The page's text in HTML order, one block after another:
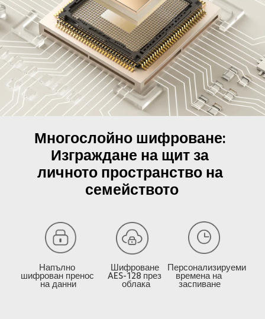
Многослойно шифроване:
Изграждане на щит за
личното пространство на
семейството
Напълно
шифрован пренос
на данни
Шифроване
AES-128 през
облака
Персонализируеми
времена на
заспиване